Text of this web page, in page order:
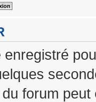
du forum